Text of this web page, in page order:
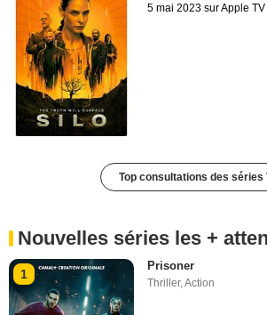
5 mai 2023 sur Apple TV
Top consultations des séries
Nouvelles séries les +
1
Prisoner
Thriller,Action